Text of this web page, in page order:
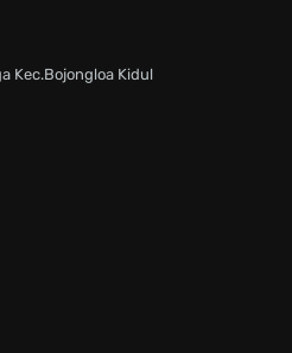
Kec.Bojongloa Kidul